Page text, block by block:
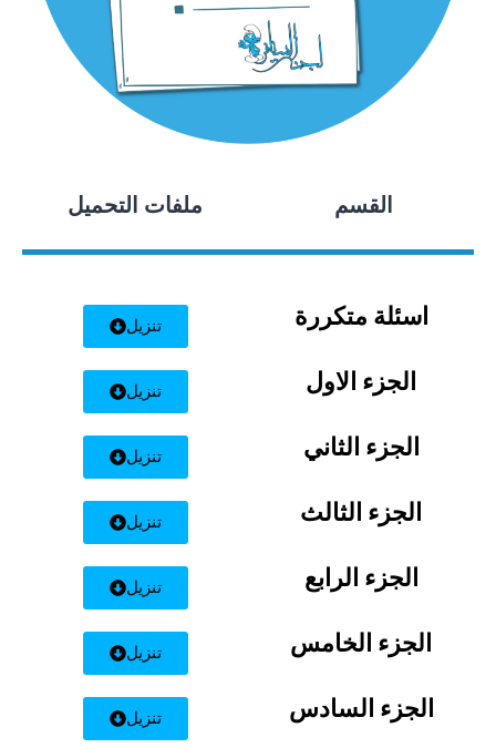
القسم ملفات التحميل
اسئلة متكررة تنزيل
الجزء الاول تنزيل
الجزء الثاني تنزيل
الجزء الثالث تنزيل
الجزء الرابع تنزيل
الجزء الخامس تنزيل
الجزء السادس تنزيل